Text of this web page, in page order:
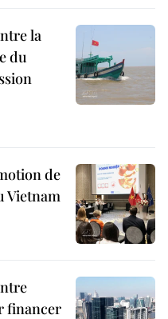
la
du
de
Vietnam
financer